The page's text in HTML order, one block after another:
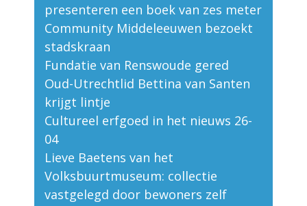
presenteren een boek van zes meter
Community Middeleeuwen bezoekt
stadskraan
Fundatie van Renswoude gered
Oud-Utrechtlid Bettina van Santen
krijgt lintje
Cultureel erfgoed in het nieuws 26-
04
Lieve Baetens van het
Volksbuurtmuseum: collectie
vastgelegd door bewoners zelf